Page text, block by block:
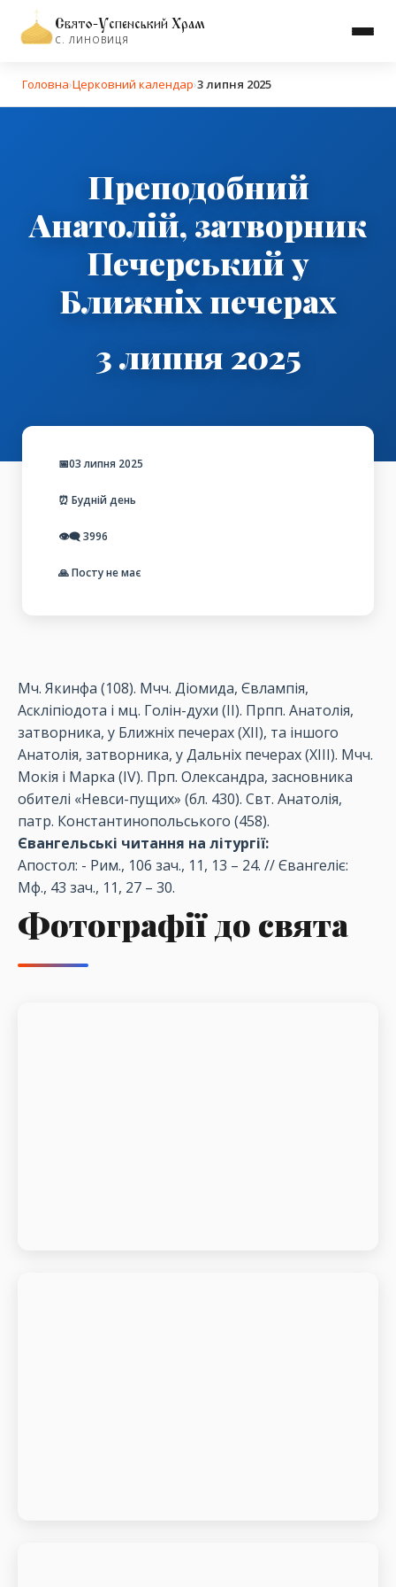
Свято-Успенський Храм
С. ЛИНОВИЦЯ
Головна›Церковний календар›3 липня 2025
Преподобний
Анатолій, затворник
Печерський у
Ближніх печерах
3 липня 2025
📅03 липня 2025
⏰ Будній день
👁️‍🗨️3996
🙏 Посту не має
Мч. Якинфа (108). Мчч. Діомида, Євлампія,
Аскліпіодота і мц. Голін-духи (ІІ). Прпп. Анатолія,
затворника, у Ближніх печерах (ХІІ), та іншого
Анатолія, затворника, у Дальніх печерах (ХІІІ). Мчч.
Мокія і Марка (ІV). Прп. Олександра, засновника
обителі «Невси-пущих» (бл. 430). Свт. Анатолія,
патр. Константинопольського (458).
Євангельські читання на літургії:
Апостол: - Рим., 106 зач., 11, 13 – 24. // Євангеліє:
Мф., 43 зач., 11, 27 – 30.
Фотографії до свята